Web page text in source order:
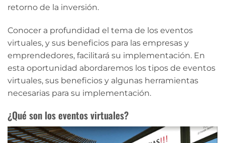
retorno de la inversión.
Conocer a profundidad el tema de los eventos
virtuales, y sus beneficios para las empresas y
emprendedores, facilitará su implementación. En
esta oportunidad abordaremos los tipos de eventos
virtuales, sus beneficios y algunas herramientas
necesarias para su implementación.
¿Qué son los eventos virtuales?